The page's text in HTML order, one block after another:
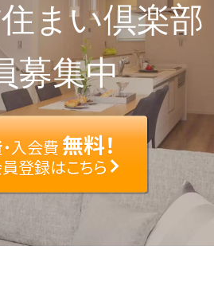
まい倶楽部
募集中
入会費無料！
登録はこちら